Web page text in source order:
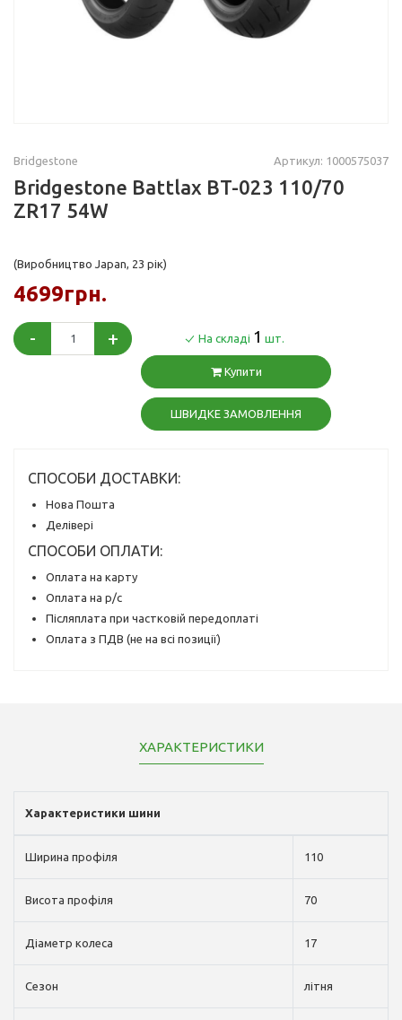
Bridgestone Артикул: 1000575037
Bridgestone Battlax BT-023 110/70
ZR17 54W
(Виробництво Japan, 23 рік)
4699грн.
- + На складі 1 шт.
Купити
ШВИДКЕ ЗАМОВЛЕННЯ
СПОСОБИ ДОСТАВКИ:
Нова Пошта
Делівері
СПОСОБИ ОПЛАТИ:
Оплата на карту
Оплата на р/с
Післяплата при частковій передоплаті
Оплата з ПДВ (не на всі позиції)
ХАРАКТЕРИСТИКИ
Характеристики шини
Ширина профіля 110
Висота профіля 70
Діаметр колеса 17
Сезон літня